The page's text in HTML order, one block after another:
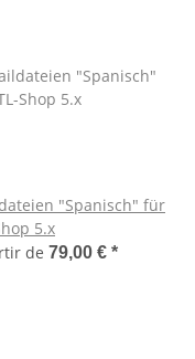
"Spanisch" für
5.x
de 79,00 € *